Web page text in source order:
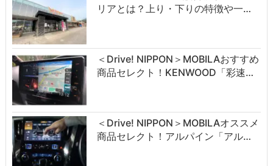
リアとは？上り・下りの特徴や一…
＜Drive! NIPPON＞MOBILAおすすめ
商品セレクト！KENWOOD「彩速…
＜Drive! NIPPON＞MOBILAオススメ
商品セレクト！アルパイン「アル…